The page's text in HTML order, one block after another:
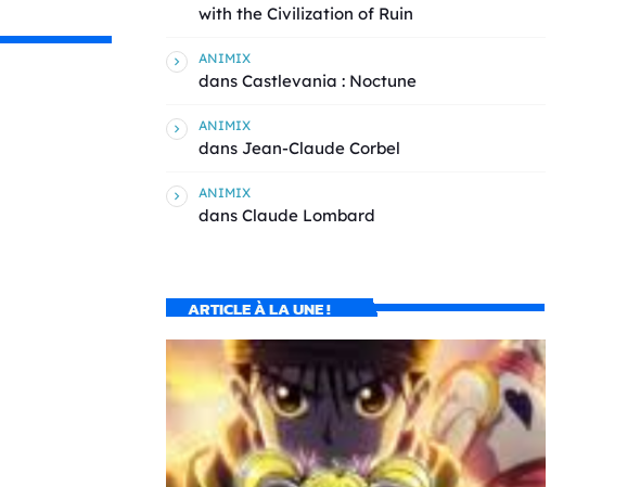
with the Civilization of Ruin
ANIMIX
dans Castlevania : Noctune
ANIMIX
dans Jean-Claude Corbel
ANIMIX
dans Claude Lombard
ARTICLE À LA UNE !